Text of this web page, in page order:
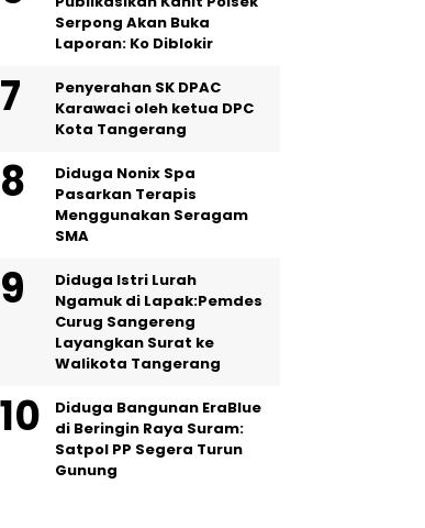
Serpong Akan Buka
Laporan: Ko Diblokir
Penyerahan SK DPAC
Karawaci oleh ketua DPC
Kota Tangerang
‎Diduga Nonix Spa
Pasarkan Terapis
Menggunakan Seragam
SMA
‎Diduga Istri Lurah
Ngamuk di Lapak:Pemdes
Curug Sangereng
Layangkan Surat ke
Walikota Tangerang
Diduga Bangunan EraBlue
di Beringin Raya Suram:
Satpol PP Segera Turun
Gunung